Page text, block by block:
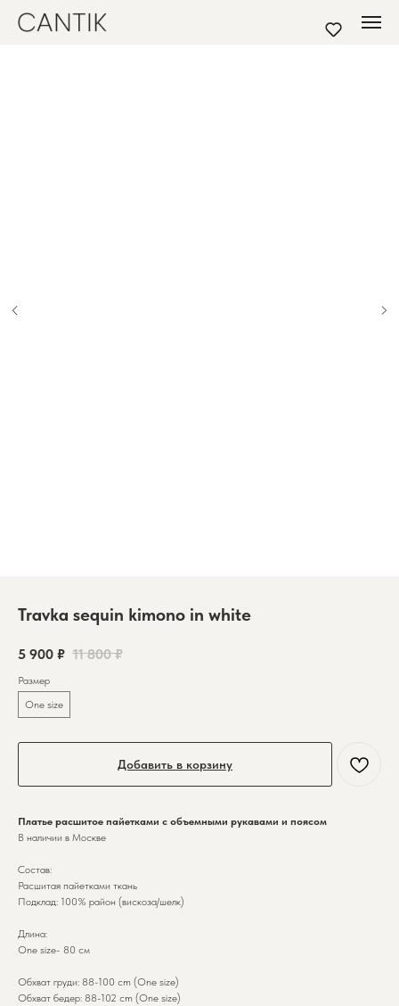
Travka sequin kimono in white
5 900 ₽ 11 800 ₽
Размер
One size
Добавить в корзину
Платье расшитое пайетками с объемными рукавами и поясом
В наличии в Москве
Состав:
Расшитая пайетками ткань
Подклад: 100% район (вискоза/шелк)
Длина:
One size- 80 см
Обхват груди: 88-100 cm (One size)
Обхват бедер: 88-102 cm (One size)